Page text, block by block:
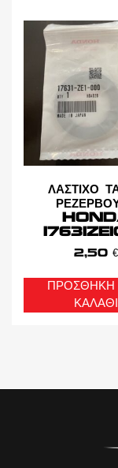
ΛΑΣΤΙΧΟ
2,50 €
ΠΡΟΣΘΉΚΗ
ΚΑΛΆΘΙ